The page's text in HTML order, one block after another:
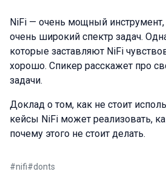
NiFi — очень мощный
очень широкий спектр задач.
которые заставляют NiFi
хорошо. Спикер расскажет про
задачи.
Доклад о том, как не стоит
кейсы NiFi может реализовать,
почему этого не стоит делать.
#nifi#donts